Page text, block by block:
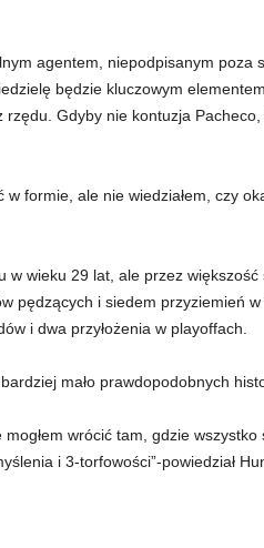
agentem, niepodpisanym poza
będzie kluczowym
Gdyby nie kontuzja Pacheco,
w formie, ale nie wiedziałem, czy
w wieku 29 lat, ale przez większość
pędzących i siedem przyziemień
i dwa przyłożenia w playoffach.
mało prawdopodobnych
mogłem wrócić tam, gdzie
i 3-torfowości”-powiedział